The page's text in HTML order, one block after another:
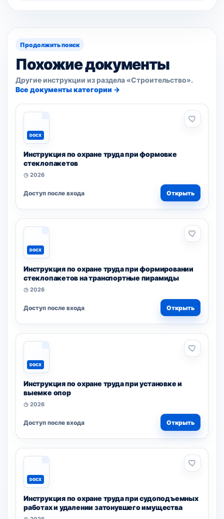
Продолжить поиск
Похожие документы
Другие инструкции из раздела «Строительство».
Все документы категории →
DOCX
Инструкция по охране труда при формовке
стеклопакетов
◷ 2026
Доступ после входа Открыть
DOCX
Инструкция по охране труда при формировании
стеклопакетов на транспортные пирамиды
◷ 2026
Доступ после входа Открыть
DOCX
Инструкция по охране труда при установке и
выемке опор
◷ 2026
Доступ после входа Открыть
DOCX
Инструкция по охране труда при судоподъемных
работах и удалении затонувшего имущества